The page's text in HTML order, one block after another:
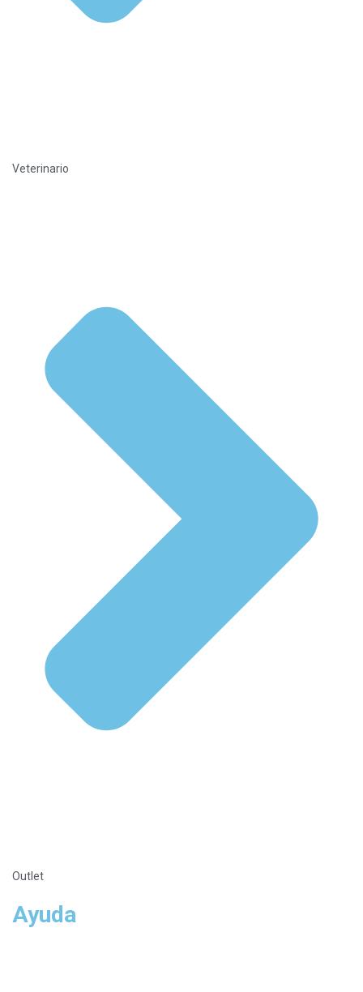
Veterinario
Outlet
Ayuda